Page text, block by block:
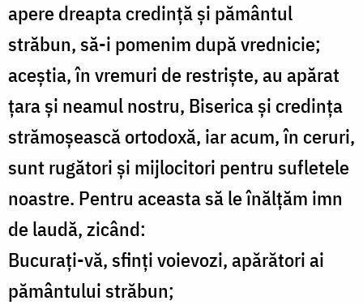
apere dreapta credinţă şi pământul
străbun, să-i pomenim după vrednicie;
aceştia, în vremuri de restrişte, au apărat
ţara şi neamul nostru, Biserica şi credinţa
strămoşească ortodoxă, iar acum, în ceruri,
sunt rugători şi mijlocitori pentru sufletele
noastre. Pentru aceasta să le înălţăm imn
de laudă, zicând:
Bucuraţi-vă, sfinţi voievozi, apărători ai
pământului străbun;